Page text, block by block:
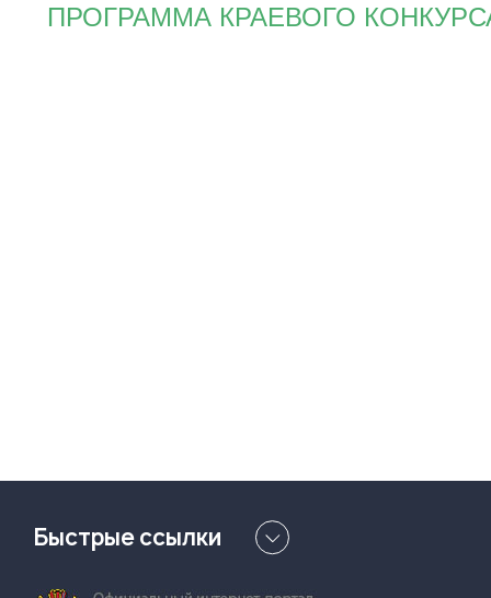
ПРОГРАММА КРАЕВОГО
Быстрые ссылки